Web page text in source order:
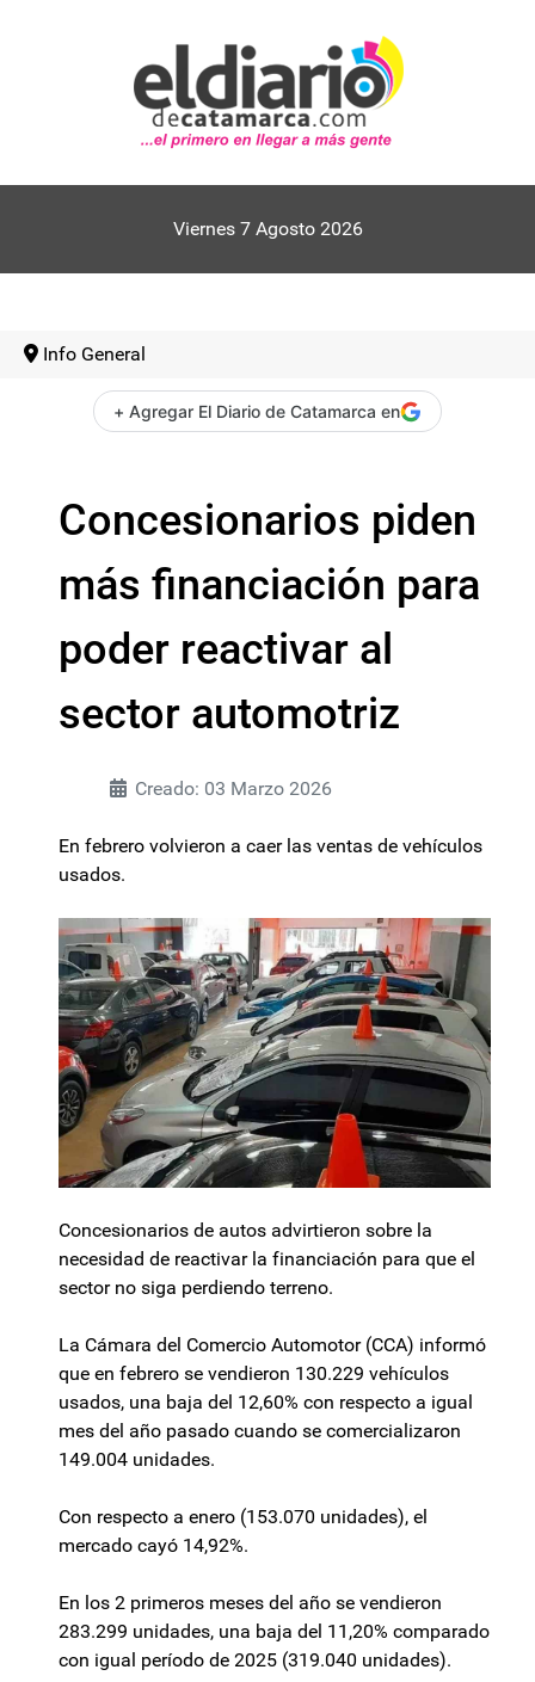
Viernes 7 Agosto 2026
Info General
+ Agregar El Diario de Catamarca en
Concesionarios piden
más financiación para
poder reactivar al
sector automotriz
Creado: 03 Marzo 2026
En febrero volvieron a caer las ventas de vehículos
usados.
Concesionarios de autos advirtieron sobre la
necesidad de reactivar la financiación para que el
sector no siga perdiendo terreno.
La Cámara del Comercio Automotor (CCA) informó
que en febrero se vendieron 130.229 vehículos
usados, una baja del 12,60% con respecto a igual
mes del año pasado cuando se comercializaron
149.004 unidades.
Con respecto a enero (153.070 unidades), el
mercado cayó 14,92%.
En los 2 primeros meses del año se vendieron
283.299 unidades, una baja del 11,20% comparado
con igual período de 2025 (319.040 unidades).